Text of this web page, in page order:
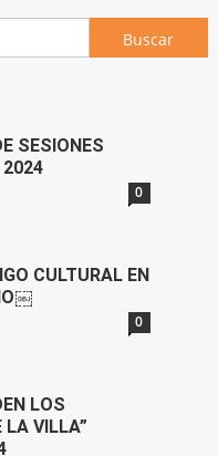
Buscar:
SESIONES
2024
0
CULTURAL EN
0
LOS
LA VILLA”